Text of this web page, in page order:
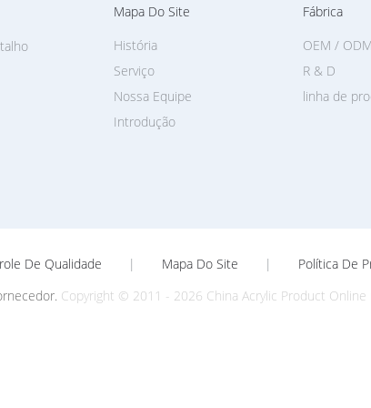
Mapa Do Site
Introdução
História
Serviço
Nossa Equipe
Fábrica
linha de
OEM / ODM
R & D
De Qualidade | Mapa Do Site | Política De
Copyright © 2011 - 2026 China Acrylic Product Online